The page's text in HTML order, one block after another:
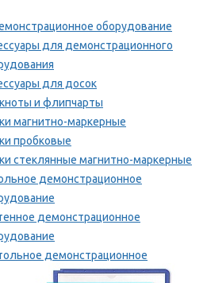
оборудование
для демонстрационного
для досок
и флипчарты
магнитно-маркерные
пробковые
стеклянные магнитно-маркерные
демонстрационное
демонстрационное
демонстрационное